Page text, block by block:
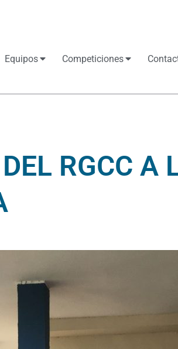
Equipos Competiciones
RGCC A